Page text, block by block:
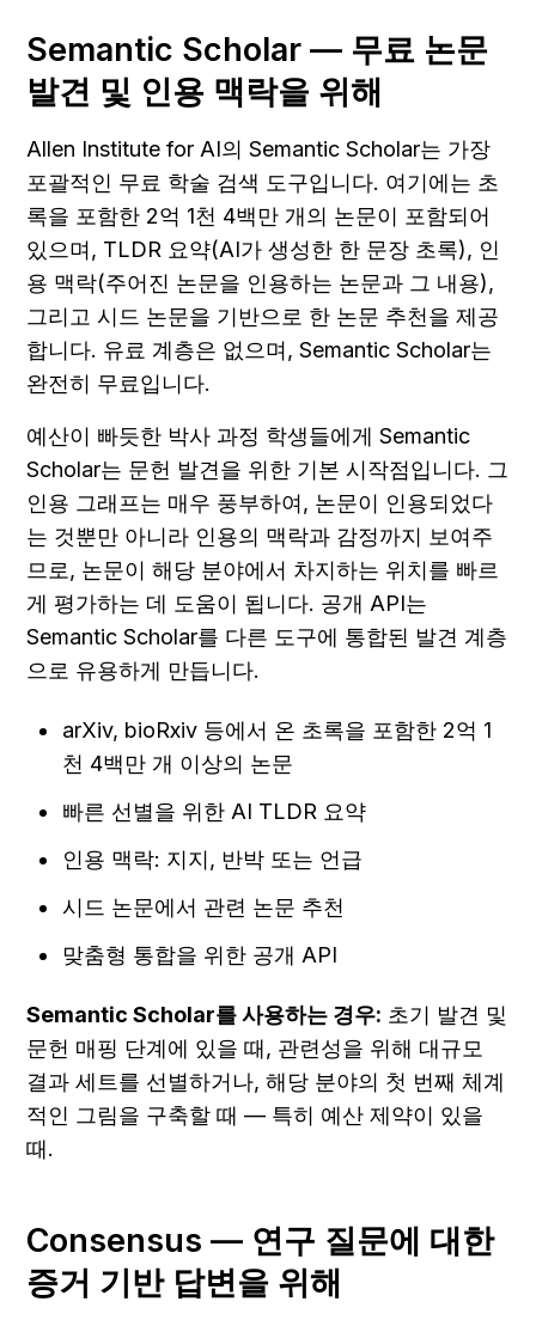
Semantic Scholar — 무료 논문
발견 및 인용 맥락을 위해
Allen Institute for AI의 Semantic Scholar는 가장
포괄적인 무료 학술 검색 도구입니다. 여기에는 초
록을 포함한 2억 1천 4백만 개의 논문이 포함되어
있으며, TLDR 요약(AI가 생성한 한 문장 초록), 인
용 맥락(주어진 논문을 인용하는 논문과 그 내용),
그리고 시드 논문을 기반으로 한 논문 추천을 제공
합니다. 유료 계층은 없으며, Semantic Scholar는
완전히 무료입니다.
예산이 빠듯한 박사 과정 학생들에게 Semantic
Scholar는 문헌 발견을 위한 기본 시작점입니다. 그
인용 그래프는 매우 풍부하여, 논문이 인용되었다
는 것뿐만 아니라 인용의 맥락과 감정까지 보여주
므로, 논문이 해당 분야에서 차지하는 위치를 빠르
게 평가하는 데 도움이 됩니다. 공개 API는
Semantic Scholar를 다른 도구에 통합된 발견 계층
으로 유용하게 만듭니다.
arXiv, bioRxiv 등에서 온 초록을 포함한 2억 1
천 4백만 개 이상의 논문
빠른 선별을 위한 AI TLDR 요약
인용 맥락: 지지, 반박 또는 언급
시드 논문에서 관련 논문 추천
맞춤형 통합을 위한 공개 API
Semantic Scholar를 사용하는 경우: 초기 발견 및
문헌 매핑 단계에 있을 때, 관련성을 위해 대규모
결과 세트를 선별하거나, 해당 분야의 첫 번째 체계
적인 그림을 구축할 때 — 특히 예산 제약이 있을
때.
Consensus — 연구 질문에 대한
증거 기반 답변을 위해